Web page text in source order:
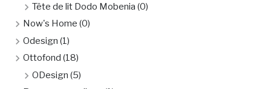
Tête de lit Dodo Mobenia (0)
Now's Home (0)
Odesign (1)
Ottofond (18)
ODesign (5)